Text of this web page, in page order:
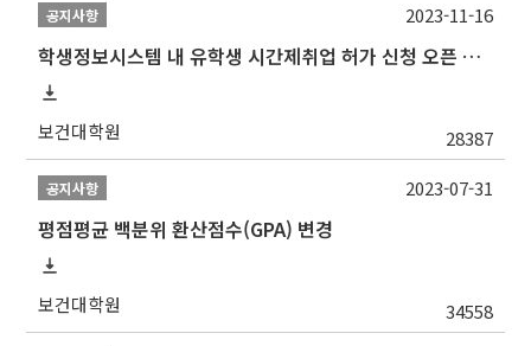
공지사항
학생정보시스템 내 유학생 시간제취업 허가 신청 오픈 안내
보건대학원 28387
2023-11-16
공지사항
평점평균 백분위 환산점수(GPA) 변경
보건대학원 34558
2023-07-31